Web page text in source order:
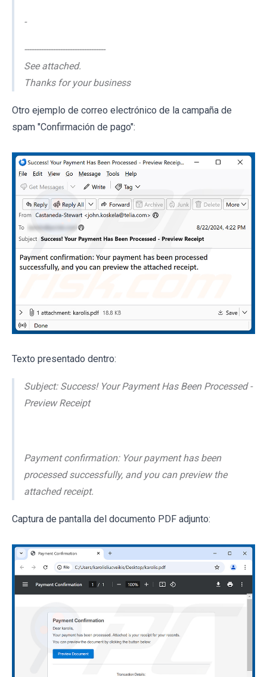
-
----------------------------------
See attached.
Thanks for your business
Otro ejemplo de correo electrónico de la campaña de
spam "Confirmación de pago":
Texto presentado dentro:
Subject: Success! Your Payment Has Been Processed -
Preview Receipt
Payment confirmation: Your payment has been
processed successfully, and you can preview the
attached receipt.
Captura de pantalla del documento PDF adjunto: